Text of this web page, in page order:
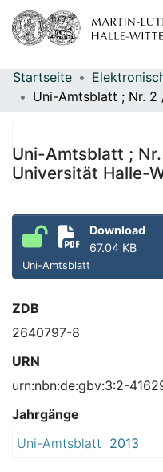
Bereiche & Sammlungen
Statistiken
Startseite
Uni-Amtsblatt ;
Universität Halle-
Download
67.04 KB
Uni-Amtsblatt
ZDB
2640797-8
URN
urn:nbn:de:gbv:3:2-
Jahrgänge
Uni-Amtsblatt 2013